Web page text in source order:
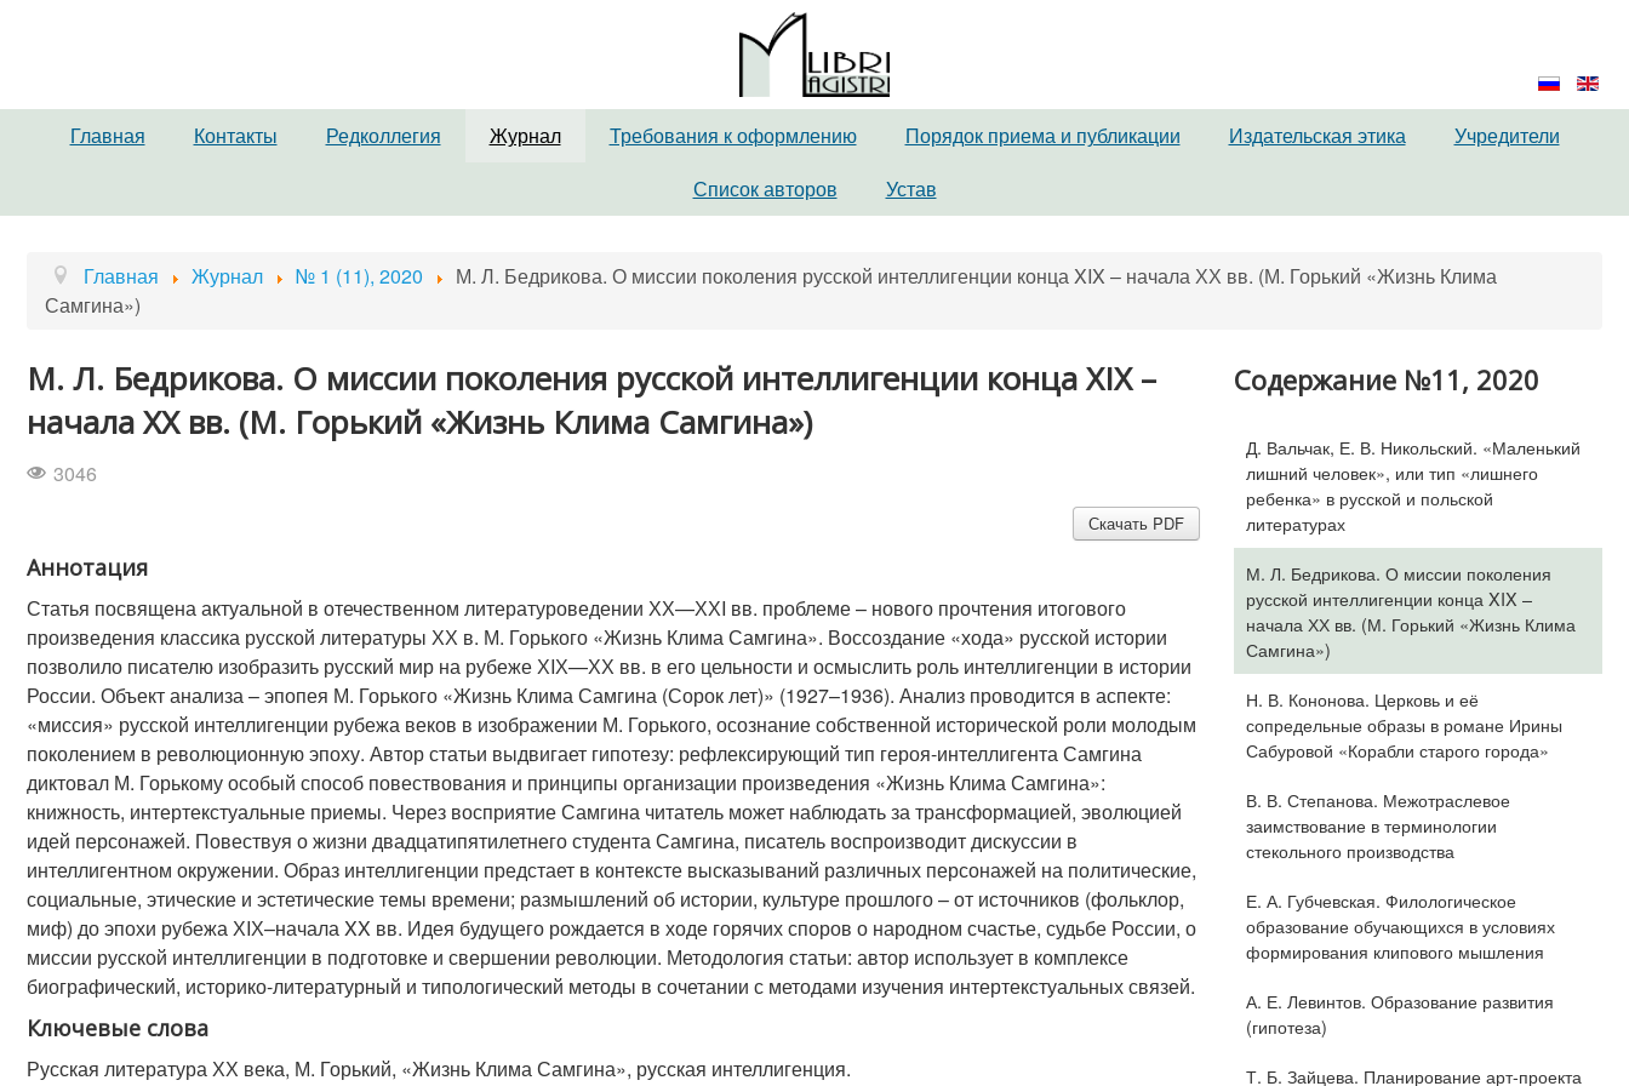
Главная Контакты Редколлегия Журнал Требования к оформлению Порядок приема и публикации Издательская этика
Учредители
Список авторов
Устав
Главная Журнал № 1 (11), 2020
М. Л. Бедрикова. О миссии поколения русской интеллигенции конца XIX – начала ХХ вв. (М. Горький «Жизнь Клима
Самгина»)
М. Л. Бедрикова. О миссии поколения русской интеллигенции конца XIX –
начала ХХ вв. (М. Горький «Жизнь Клима Самгина»)
3046
Скачать PDF
Аннотация
Статья посвящена актуальной в отечественном литературоведении ХХ—ХХI вв. проблеме – нового прочтения итогового
произведения классика русской литературы ХХ в. М. Горького «Жизнь Клима Самгина». Воссоздание «хода» русской истории
позволило писателю изобразить русский мир на рубеже ХIХ—ХХ вв. в его цельности и осмыслить роль интеллигенции в истории
России. Объект анализа – эпопея М. Горького «Жизнь Клима Самгина (Сорок лет)» (1927–1936). Анализ проводится в аспекте:
«миссия» русской интеллигенции рубежа веков в изображении М. Горького, осознание собственной исторической роли молодым
поколением в революционную эпоху. Автор статьи выдвигает гипотезу: рефлексирующий тип героя-интеллигента Самгина
диктовал М. Горькому особый способ повествования и принципы организации произведения «Жизнь Клима Самгина»:
книжность, интертекстуальные приемы. Через восприятие Самгина читатель может наблюдать за трансформацией, эволюцией
идей персонажей. Повествуя о жизни двадцатипятилетнего студента Самгина, писатель воспроизводит дискуссии в
интеллигентном окружении. Образ интеллигенции предстает в контексте высказываний различных персонажей на политические,
социальные, этические и эстетические темы времени; размышлений об истории, культуре прошлого – от источников (фольклор,
миф) до эпохи рубежа ХIХ–начала XX вв. Идея будущего рождается в ходе горячих споров о народном счастье, судьбе России, о
миссии русской интеллигенции в подготовке и свершении революции. Методология статьи: автор использует в комплексе
биографический, историко-литературный и типологический методы в сочетании с методами изучения интертекстуальных связей.
Ключевые слова
Русская литература ХХ века, М. Горький, «Жизнь Клима Самгина», русская интеллигенция.
Содержание №11, 2020
Д. Вальчак, Е. В. Никольский. «Маленький
лишний человек», или тип «лишнего
ребенка» в русской и польской
литературах
М. Л. Бедрикова. О миссии поколения
русской интеллигенции конца XIX –
начала ХХ вв. (М. Горький «Жизнь Клима
Самгина»)
Н. В. Кононова. Церковь и её
сопредельные образы в романе Ирины
Сабуровой «Корабли старого города»
В. В. Степанова. Межотраслевое
заимствование в терминологии
стекольного производства
Е. А. Губчевская. Филологическое
образование обучающихся в условиях
формирования клипового мышления
А. Е. Левинтов. Образование развития
(гипотеза)
Т. Б. Зайцева. Планирование арт-проекта